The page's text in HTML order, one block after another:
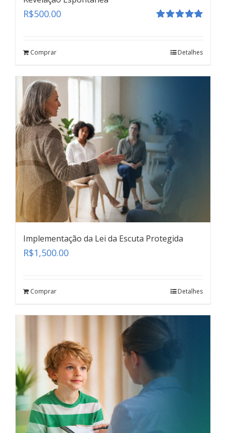
R$500.00
Comprar Detalhes
Implementação da Lei da Escuta Protegida
R$1,500.00
Comprar Detalhes